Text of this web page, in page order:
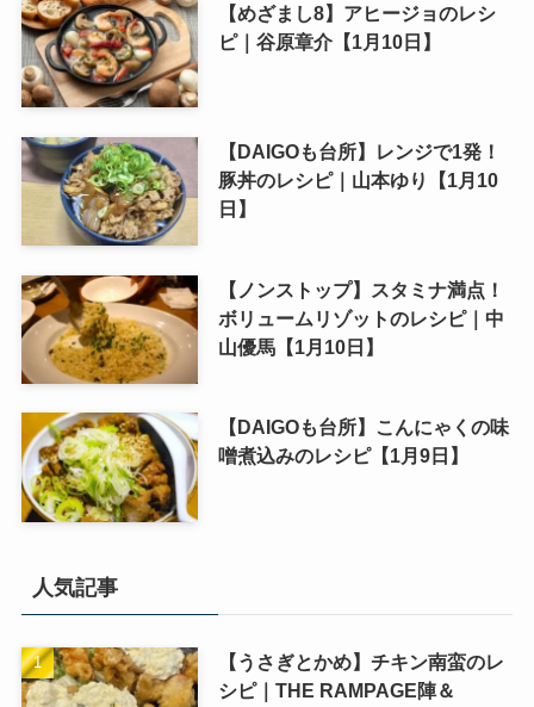
【めざまし8】アヒージョのレシ
ピ｜谷原章介【1月10日】
【DAIGOも台所】レンジで1発！
豚丼のレシピ｜山本ゆり【1月10
日】
【ノンストップ】スタミナ満点！
ボリュームリゾットのレシピ｜中
山優馬【1月10日】
【DAIGOも台所】こんにゃくの味
噌煮込みのレシピ【1月9日】
人気記事
【うさぎとかめ】チキン南蛮のレ
シピ｜THE RAMPAGE陣＆